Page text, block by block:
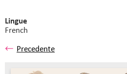
Lingue
French
Precedente